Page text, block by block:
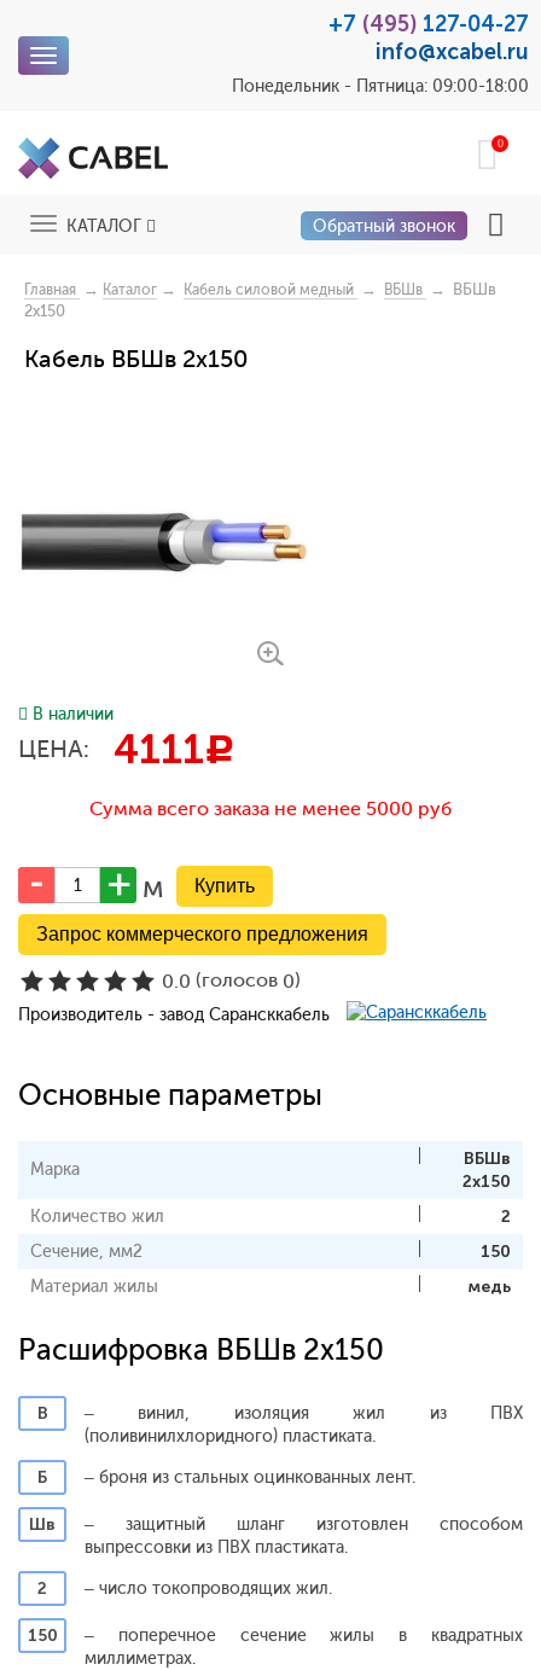
Toggle
+7 (495) 127-04-27
info@xcabel.ru
Понедельник - Пятница: 09:00-18:00
0
ToggleКАТАЛОГ Обратный звонок
Главная → Каталог → Кабель силовой медный → ВБШв → ВБШв
2х150
Кабель ВБШв 2х150
В наличии
ЦЕНА: 4111c
Сумма всего заказа не менее 5000 руб
м
Запрос коммерческого предложения
0.0 (голосов 0)
Производитель - завод Сарансккабель
Основные параметры
Марка
ВБШв
2х150
Количество жил
2
Сечение, мм2
150
Материал жилы
медь
Расшифровка ВБШв 2х150
В
– винил, изоляция жил из ПВХ
(поливинилхлоридного) пластиката.
Б
– броня из стальных оцинкованных лент.
Шв
– защитный шланг изготовлен способом
выпрессовки из ПВХ пластиката.
2
– число токопроводящих жил.
150
– поперечное сечение жилы в квадратных
миллиметрах.